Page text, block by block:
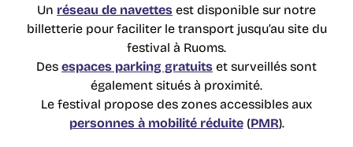
Un réseau de navettes est disponible sur notre
billetterie pour faciliter le transport jusqu’au site du
festival à Ruoms.
Des espaces parking gratuits et surveillés sont
également situés à proximité.
Le festival propose des zones accessibles aux
personnes à mobilité réduite(PMR).